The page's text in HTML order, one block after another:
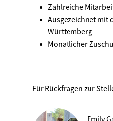
Zahlreiche
Ausgezeichnet mit
Württemberg
Monatlicher
Für Rückfragen zur
Emily